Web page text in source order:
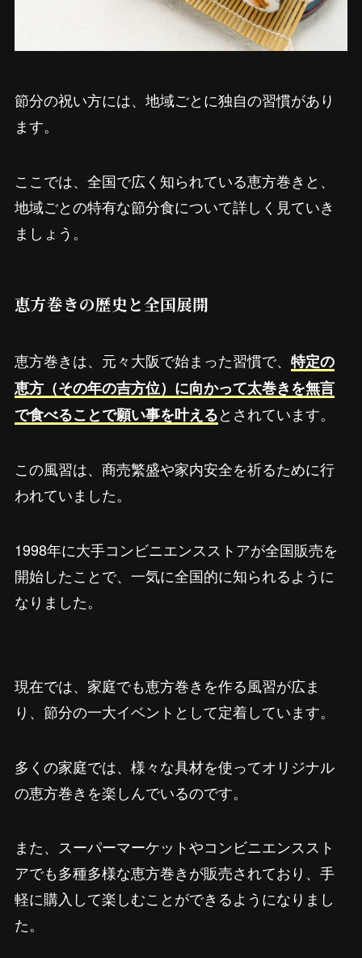
節分の祝い方には、地域ごとに独自の習慣があり
ます。
ここでは、全国で広く知られている恵方巻きと、
地域ごとの特有な節分食について詳しく見ていき
ましょう。
恵方巻きの歴史と全国展開
恵方巻きは、元々大阪で始まった習慣で、 特定の
恵方（その年の吉方位）に向かって太巻きを無言
で食べることで願い事を叶えるとされています。
この風習は、商売繁盛や家内安全を祈るために行
われていました。
1998年に大手コンビニエンスストアが全国販売を
開始したことで、一気に全国的に知られるように
なりました。
現在では、家庭でも恵方巻きを作る風習が広ま
り、節分の一大イベントとして定着しています。
多くの家庭では、様々な具材を使ってオリジナル
の恵方巻きを楽しんでいるのです。
また、スーパーマーケットやコンビニエンススト
アでも多種多様な恵方巻きが販売されており、手
軽に購入して楽しむことができるようになりまし
た。